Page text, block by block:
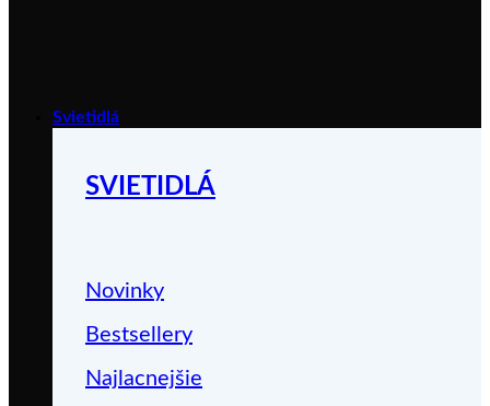
Svietidlá
SVIETIDLÁ
Novinky
Bestsellery
Najlacnejšie